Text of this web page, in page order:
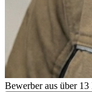
Bewerber aus über 13